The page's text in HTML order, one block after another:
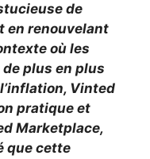
de
en renouvelant
où les
plus en plus
Vinted
pratique et
Marketplace,
que cette